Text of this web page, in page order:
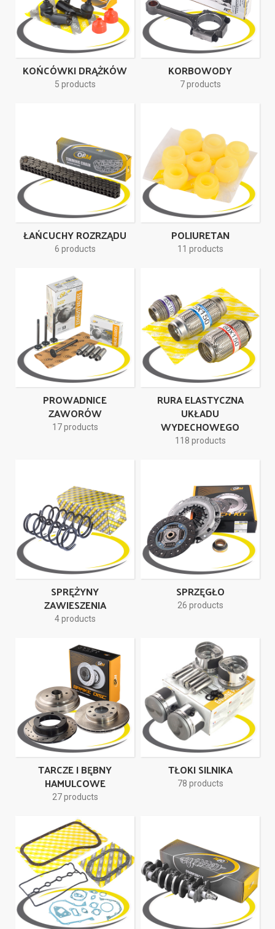
KOŃCÓWKI DRĄŻKÓW
5 products
KORBOWODY
7 products
ŁAŃCUCHY ROZRZĄDU
6 products
POLIURETAN
11 products
PROWADNICE
ZAWORÓW
17 products
RURA ELASTYCZNA
UKŁADU
WYDECHOWEGO
118 products
SPRĘŻYNY
ZAWIESZENIA
4 products
SPRZĘGŁO
26 products
TARCZE I BĘBNY
HAMULCOWE
27 products
TŁOKI SILNIKA
78 products